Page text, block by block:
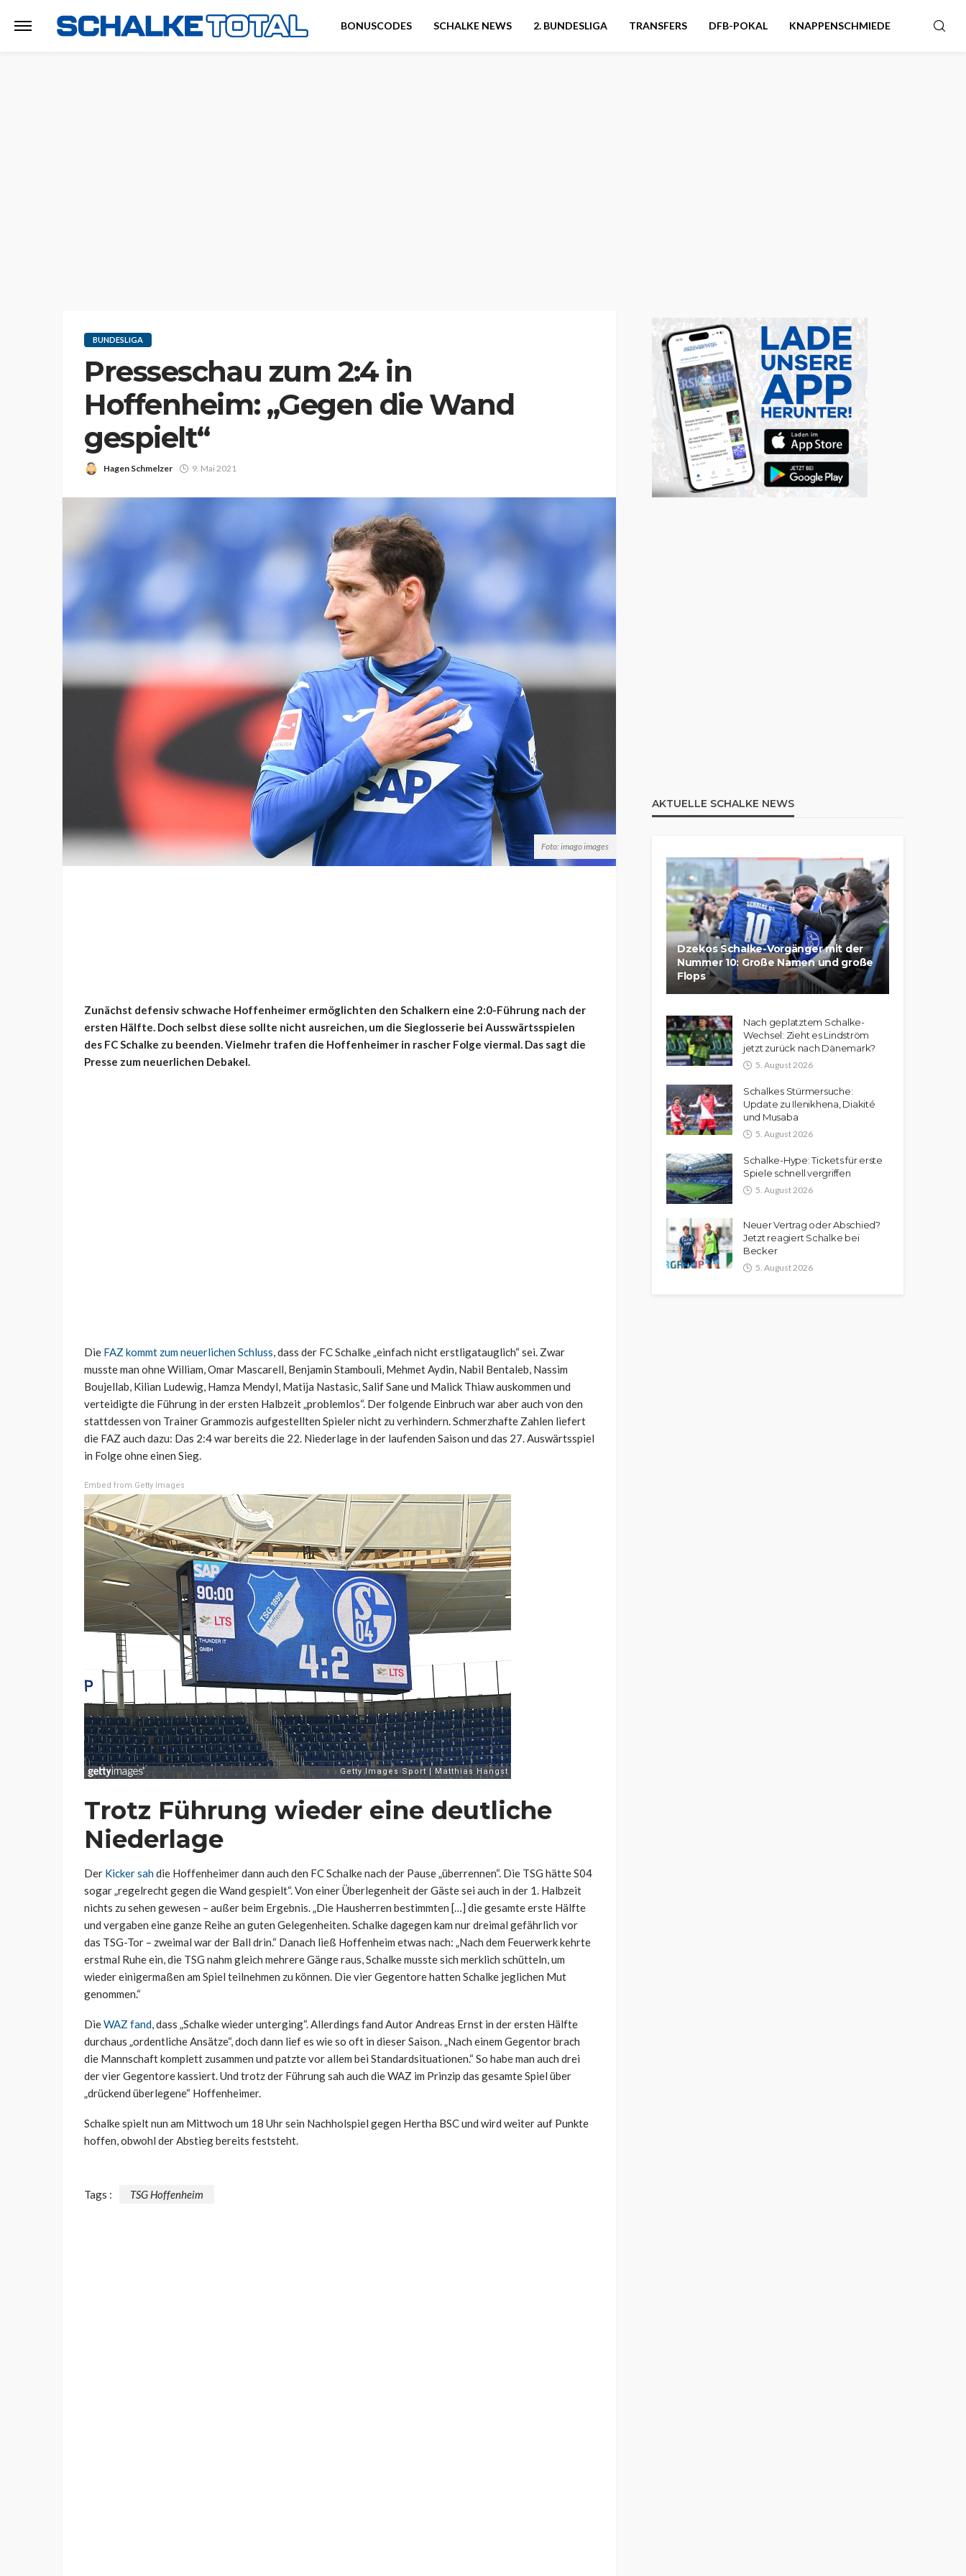
BONUSCODES SCHALKE NEWS 2. BUNDESLIGA TRANSFERS DFB-POKAL KNAPPENSCHMIEDE
BUNDESLIGA
Presseschau zum 2:4 in
Hoffenheim: „Gegen die Wand
gespielt“
Hagen Schmelzer 9. Mai 2021
Foto: imago images
Zunächst defensiv schwache Hoffenheimer ermöglichten den Schalkern eine 2:0-Führung nach der
ersten Hälfte. Doch selbst diese sollte nicht ausreichen, um die Sieglosserie bei Ausswärtsspielen
des FC Schalke zu beenden. Vielmehr trafen die Hoffenheimer in rascher Folge viermal. Das sagt die
Presse zum neuerlichen Debakel.
Die FAZ kommt zum neuerlichen Schluss, dass der FC Schalke „einfach nicht erstligatauglich“ sei. Zwar
musste man ohne William, Omar Mascarell, Benjamin Stambouli, Mehmet Aydin, Nabil Bentaleb, Nassim
Boujellab, Kilian Ludewig, Hamza Mendyl, Matija Nastasic, Salif Sane und Malick Thiaw auskommen und
verteidigte die Führung in der ersten Halbzeit „problemlos“. Der folgende Einbruch war aber auch von den
stattdessen von Trainer Grammozis aufgestellten Spieler nicht zu verhindern. Schmerzhafte Zahlen liefert
die FAZ auch dazu: Das 2:4 war bereits die 22. Niederlage in der laufenden Saison und das 27. Auswärtsspiel
in Folge ohne einen Sieg.
Embed from Getty Images
Trotz Führung wieder eine deutliche
Niederlage
Der Kicker sahdie Hoffenheimer dann auch den FC Schalke nach der Pause „überrennen“. Die TSG hätte S04
sogar „regelrecht gegen die Wand gespielt“. Von einer Überlegenheit der Gäste sei auch in der 1. Halbzeit
nichts zu sehen gewesen – außer beim Ergebnis. „Die Hausherren bestimmten […] die gesamte erste Hälfte
und vergaben eine ganze Reihe an guten Gelegenheiten. Schalke dagegen kam nur dreimal gefährlich vor
das TSG-Tor – zweimal war der Ball drin.“ Danach ließ Hoffenheim etwas nach: „Nach dem Feuerwerk kehrte
erstmal Ruhe ein, die TSG nahm gleich mehrere Gänge raus, Schalke musste sich merklich schütteln, um
wieder einigermaßen am Spiel teilnehmen zu können. Die vier Gegentore hatten Schalke jeglichen Mut
genommen.“
DieWAZ fand, dass „Schalke wieder unterging“. Allerdings fand Autor Andreas Ernst in der ersten Hälfte
durchaus „ordentliche Ansätze“, doch dann lief es wie so oft in dieser Saison. „Nach einem Gegentor brach
die Mannschaft komplett zusammen und patzte vor allem bei Standardsituationen.“ So habe man auch drei
der vier Gegentore kassiert. Und trotz der Führung sah auch die WAZ im Prinzip das gesamte Spiel über
„drückend überlegene“ Hoffenheimer.
Schalke spielt nun am Mittwoch um 18 Uhr sein Nachholspiel gegen Hertha BSC und wird weiter auf Punkte
hoffen, obwohl der Abstieg bereits feststeht.
Tags : TSG Hoffenheim
AKTUELLE SCHALKE NEWS
Dzekos Schalke-Vorgänger mit der
Nummer 10: Große Namen und große
Flops
Nach geplatztem Schalke-
Wechsel: Zieht es Lindström
jetzt zurück nach Dänemark?
5. August 2026
Schalkes Stürmersuche:
Update zu Ilenikhena, Diakité
und Musaba
5. August 2026
Schalke-Hype: Tickets für erste
Spiele schnell vergriffen
5. August 2026
Neuer Vertrag oder Abschied?
Jetzt reagiert Schalke bei
Becker
5. August 2026